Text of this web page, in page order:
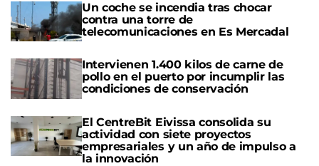
Un coche se incendia tras chocar
contra una torre de
telecomunicaciones en Es Mercadal
Intervienen 1.400 kilos de carne de
pollo en el puerto por incumplir las
condiciones de conservación
El CentreBit Eivissa consolida su
actividad con siete proyectos
empresariales y un año de impulso a
la innovación